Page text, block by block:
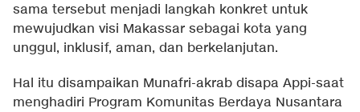
sama tersebut menjadi langkah konkret untuk
mewujudkan visi Makassar sebagai kota yang
unggul, inklusif, aman, dan berkelanjutan.
Hal itu disampaikan Munafri-akrab disapa Appi-saat
menghadiri Program Komunitas Berdaya Nusantara